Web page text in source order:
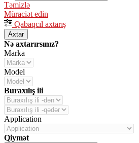
Təmizlə
Müraciət edin
Qabaqcıl axtarış
Axtar
Nə axtarırsınız?
Marka
Model
Buraxılış ili
Application
Qiymət